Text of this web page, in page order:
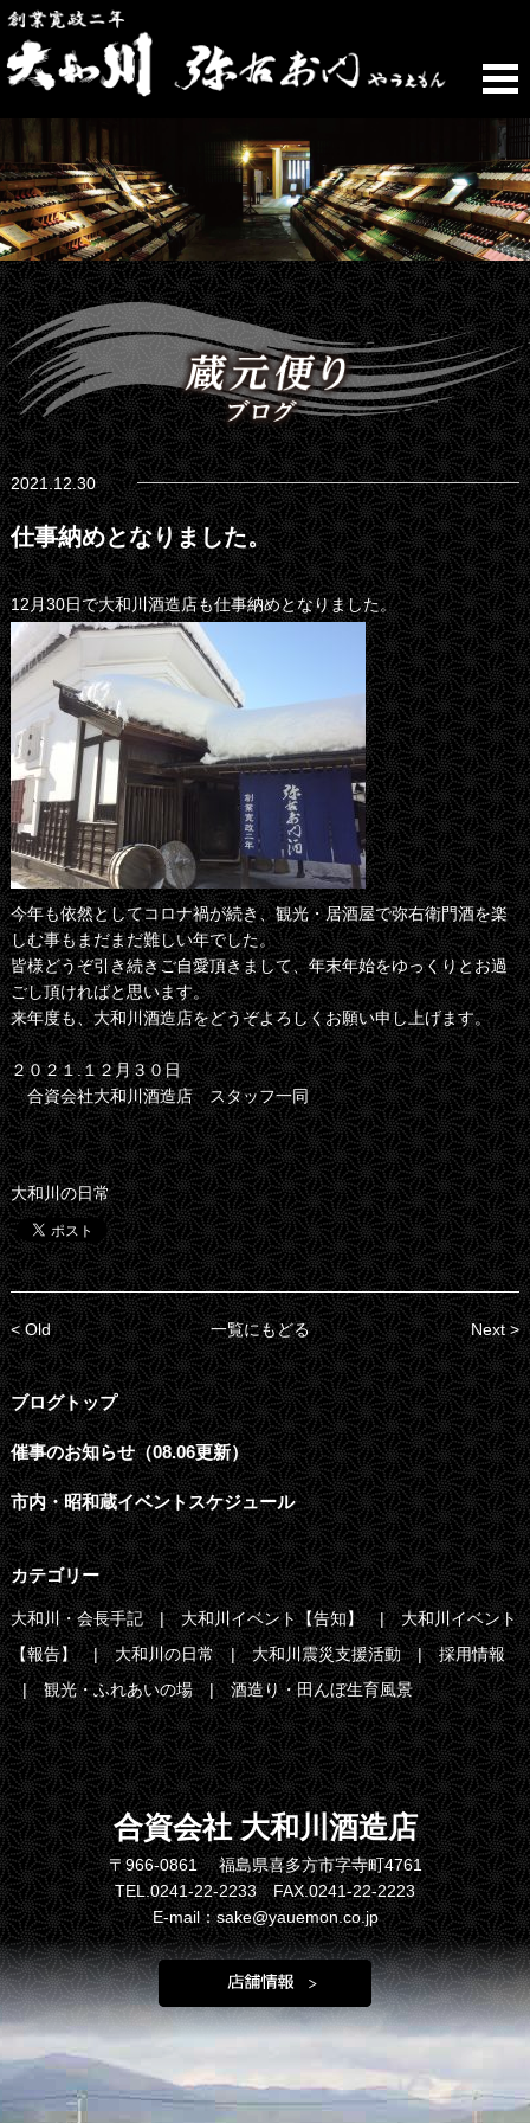
2021.12.30
仕事納めとなりました。
12月30日で大和川酒造店も仕事納めとなりました。
今年も依然としてコロナ禍が続き、観光・居酒屋で弥右衛門酒を楽
しむ事もまだまだ難しい年でした。
皆様どうぞ引き続きご自愛頂きまして、年末年始をゆっくりとお過
ごし頂ければと思います。
来年度も、大和川酒造店をどうぞよろしくお願い申し上げます。
２０２１.１２月３０日
合資会社大和川酒造店 スタッフ一同
大和川の日常
< Old 一覧にもどる Next >
ブログトップ
催事のお知らせ（08.06更新）
市内・昭和蔵イベントスケジュール
カテゴリー
大和川・会長手記 大和川イベント【告知】
大和川イベント
【報告】
大和川の日常 大和川震災支援活動
採用情報
観光・ふれあいの場
酒造り・田んぼ生育風景
合資会社 大和川酒造店
〒966-0861 福島県喜多方市字寺町4761
TEL.0241-22-2233 FAX.0241-22-2223
E-mail：sake@yauemon.co.jp